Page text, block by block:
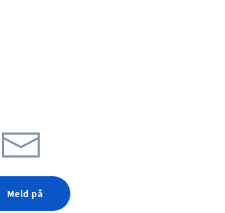
Meld på